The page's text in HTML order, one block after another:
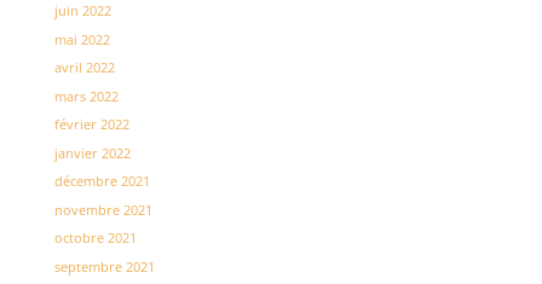
juin 2022
mai 2022
avril 2022
mars 2022
février 2022
janvier 2022
décembre 2021
novembre 2021
octobre 2021
septembre 2021